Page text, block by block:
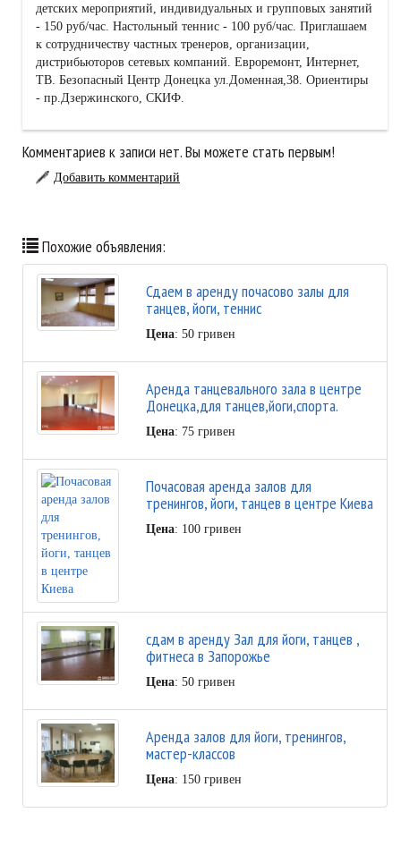
детских мероприятий, индивидуальных и групповых занятий
- 150 руб/час. Настольный теннис - 100 руб/час. Приглашаем
к сотрудничеству частных тренеров, организации,
дистрибьюторов сетевых компаний. Евроремонт, Интернет,
ТВ. Безопасный Центр Донецка ул.Доменная,38. Ориентиры
- пр.Дзержинского, СКИФ.
Комментариев к записи нет. Вы можете стать первым!
Добавить комментарий
Похожие объявления:
Сдаем в аренду почасово залы для
танцев, йоги, теннис
Цена: 50 гривен
Аренда танцевального зала в центре
Донецка,для танцев,йоги,спорта.
Цена: 75 гривен
Почасовая аренда залов для
тренингов, йоги, танцев в центре Киева
Цена: 100 гривен
сдам в аренду Зал для йоги, танцев ,
фитнеса в Запорожье
Цена: 50 гривен
Аренда залов для йоги, тренингов,
мастер-классов
Цена: 150 гривен